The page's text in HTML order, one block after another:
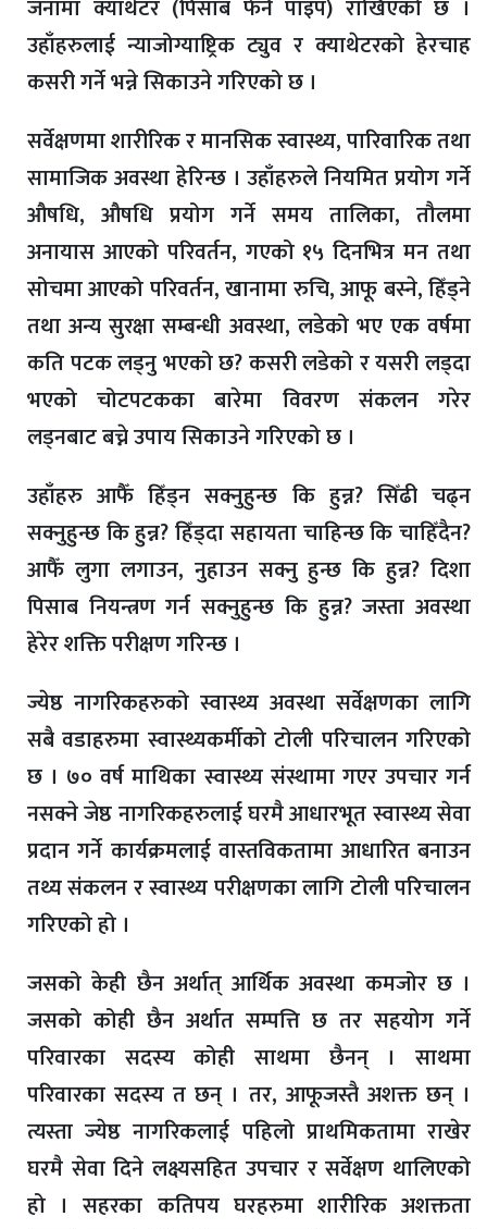
जनामा क्याथेटर (पिसाब फेर्न पाइप) राखिएको छ ।
उहाँहरुलाई न्याजोग्याष्ट्रिक ट्युव र क्याथेटरको हेरचाह
कसरी गर्ने भन्ने सिकाउने गरिएको छ ।
सर्वेक्षणमा शारीरिक र मानसिक स्वास्थ्य, पारिवारिक तथा
सामाजिक अवस्था हेरिन्छ । उहाँहरुले नियमित प्रयोग गर्ने
औषधि, औषधि प्रयोग गर्ने समय तालिका, तौलमा
अनायास आएको परिवर्तन, गएको १५ दिनभित्र मन तथा
सोचमा आएको परिवर्तन, खानामा रुचि, आफू बस्ने, हिँड्ने
तथा अन्य सुरक्षा सम्बन्धी अवस्था, लडेको भए एक वर्षमा
कति पटक लड्नु भएको छ? कसरी लडेको र यसरी लड्दा
भएको चोटपटकका बारेमा विवरण संकलन गरेर
लड्नबाट बच्ने उपाय सिकाउने गरिएको छ ।
उहाँहरु आफैँ हिँड्न सक्नुहुन्छ कि हुन्न? सिँढी चढ्न
सक्नुहुन्छ कि हुन्न? हिँड्दा सहायता चाहिन्छ कि चाहिँदैन?
आफैँ लुगा लगाउन, नुहाउन सक्नु हुन्छ कि हुन्न? दिशा
पिसाब नियन्त्रण गर्न सक्नुहुन्छ कि हुन्न? जस्ता अवस्था
हेरेर शक्ति परीक्षण गरिन्छ ।
ज्येष्ठ नागरिकहरुको स्वास्थ्य अवस्था सर्वेक्षणका लागि
सबै वडाहरुमा स्वास्थ्यकर्मीको टोली परिचालन गरिएको
छ । ७० वर्ष माथिका स्वास्थ्य संस्थामा गएर उपचार गर्न
नसक्ने जेष्ठ नागरिकहरुलाई घरमै आधारभूत स्वास्थ्य सेवा
प्रदान गर्ने कार्यक्रमलाई वास्तविकतामा आधारित बनाउन
तथ्य संकलन र स्वास्थ्य परीक्षणका लागि टोली परिचालन
गरिएको हो ।
जसको केही छैन अर्थात् आर्थिक अवस्था कमजोर छ ।
जसको कोही छैन अर्थात सम्पत्ति छ तर सहयोग गर्ने
परिवारका सदस्य कोही साथमा छैनन् । साथमा
परिवारका सदस्य त छन् । तर, आफूजस्तै अशक्त छन् ।
त्यस्ता ज्येष्ठ नागरिकलाई पहिलो प्राथमिकतामा राखेर
घरमै सेवा दिने लक्ष्यसहित उपचार र सर्वेक्षण थालिएको
हो । सहरका कतिपय घरहरुमा शारीरिक अशक्तता